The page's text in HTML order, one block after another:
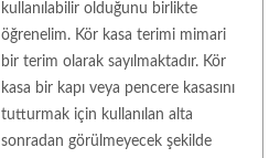
kullanılabilir olduğunu birlikte
öğrenelim. Kör kasa terimi mimari
bir terim olarak sayılmaktadır. Kör
kasa bir kapı veya pencere kasasını
tutturmak için kullanılan alta
sonradan görülmeyecek şekilde